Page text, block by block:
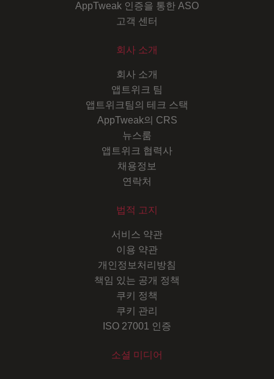
AppTweak 인증을 통한 ASO
고객 센터
회사 소개
회사 소개
앱트위크 팀
앱트위크팀의 테크 스택
AppTweak의 CRS
뉴스룸
앱트위크 협력사
채용정보
연락처
법적 고지
서비스 약관
이용 약관
개인정보처리방침
책임 있는 공개 정책
쿠키 정책
쿠키 관리
ISO 27001 인증
소셜 미디어